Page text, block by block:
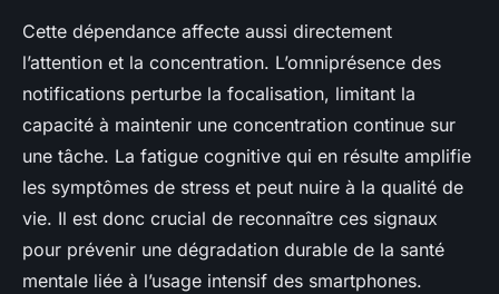
Cette dépendance affecte aussi directement
l’attention et la concentration. L’omniprésence des
notifications perturbe la focalisation, limitant la
capacité à maintenir une concentration continue sur
une tâche. La fatigue cognitive qui en résulte amplifie
les symptômes de stress et peut nuire à la qualité de
vie. Il est donc crucial de reconnaître ces signaux
pour prévenir une dégradation durable de la santé
mentale liée à l’usage intensif des smartphones.